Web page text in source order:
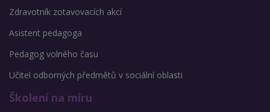
Zdravotník zotavovacích akcí
Asistent pedagoga
Pedagog volného času
Učitel odborných předmětů v sociální oblasti
Školení na míru